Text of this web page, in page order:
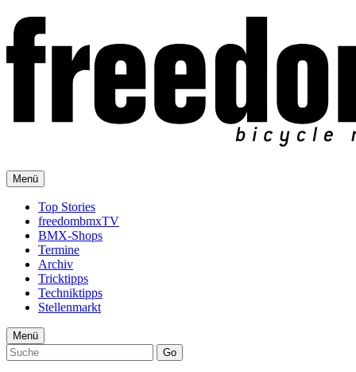
Menü
Top Stories
freedombmxTV
BMX-Shops
Termine
Archiv
Tricktipps
Techniktipps
Stellenmarkt
Menü
Go